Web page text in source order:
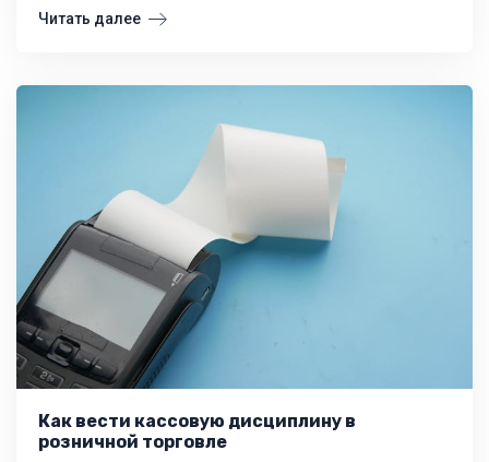
Читать далее
Как вести кассовую дисциплину в
розничной торговле